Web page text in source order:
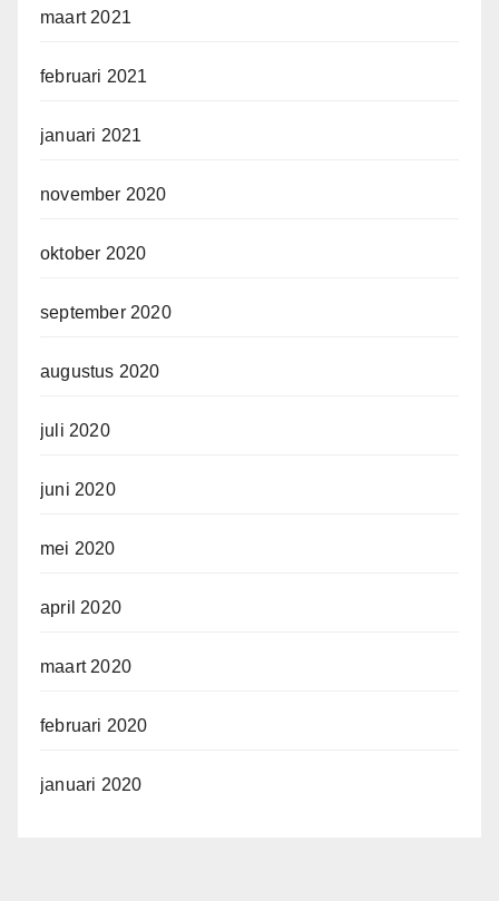
maart 2021
februari 2021
januari 2021
november 2020
oktober 2020
september 2020
augustus 2020
juli 2020
juni 2020
mei 2020
april 2020
maart 2020
februari 2020
januari 2020